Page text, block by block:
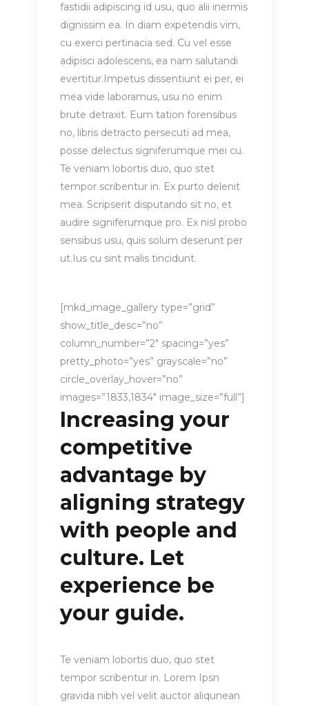
fastidii adipiscing id usu, quo alii inermis
dignissim ea. In diam expetendis vim,
cu exerci pertinacia sed. Cu vel esse
adipisci adolescens, ea nam salutandi
evertitur.Impetus dissentiunt ei per, ei
mea vide laboramus, usu no enim
brute detraxit. Eum tation forensibus
no, libris detracto persecuti ad mea,
posse delectus signiferumque mei cu.
Te veniam lobortis duo, quo stet
tempor scribentur in. Ex purto delenit
mea. Scripserit disputando sit no, et
audire signiferumque pro. Ex nisl probo
sensibus usu, quis solum deserunt per
ut.Ius cu sint malis tincidunt.
[mkd_image_gallery type=”grid”
show_title_desc=”no”
column_number=”2″ spacing=”yes”
pretty_photo=”yes” grayscale=”no”
circle_overlay_hover=”no”
images=”1833,1834″ image_size=”full”]
Increasing your
competitive
advantage by
aligning strategy
with people and
culture. Let
experience be
your guide.
Te veniam lobortis duo, quo stet
tempor scribentur in. Lorem Ipsn
gravida nibh vel velit auctor aliqunean